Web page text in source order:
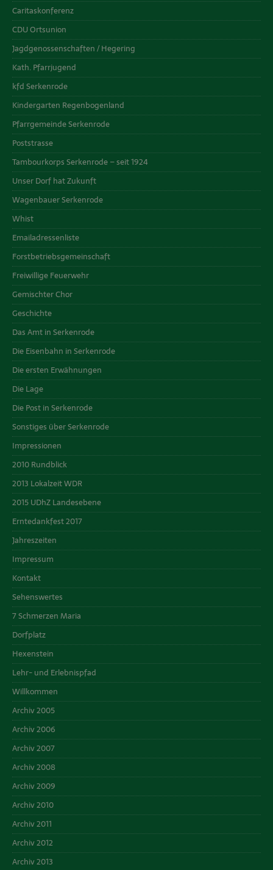
Caritaskonferenz
CDU Ortsunion
Jagdgenossenschaften / Hegering
Kath. Pfarrjugend
kfd Serkenrode
Kindergarten Regenbogenland
Pfarrgemeinde Serkenrode
Poststrasse
Tambourkorps Serkenrode – seit 1924
Unser Dorf hat Zukunft
Wagenbauer Serkenrode
Whist
Emailadressenliste
Forstbetriebsgemeinschaft
Freiwillige Feuerwehr
Gemischter Chor
Geschichte
Das Amt in Serkenrode
Die Eisenbahn in Serkenrode
Die ersten Erwähnungen
Die Lage
Die Post in Serkenrode
Sonstiges über Serkenrode
Impressionen
2010 Rundblick
2013 Lokalzeit WDR
2015 UDhZ Landesebene
Erntedankfest 2017
Jahreszeiten
Impressum
Kontakt
Sehenswertes
7 Schmerzen Maria
Dorfplatz
Hexenstein
Lehr- und Erlebnispfad
Willkommen
Archiv 2005
Archiv 2006
Archiv 2007
Archiv 2008
Archiv 2009
Archiv 2010
Archiv 2011
Archiv 2012
Archiv 2013